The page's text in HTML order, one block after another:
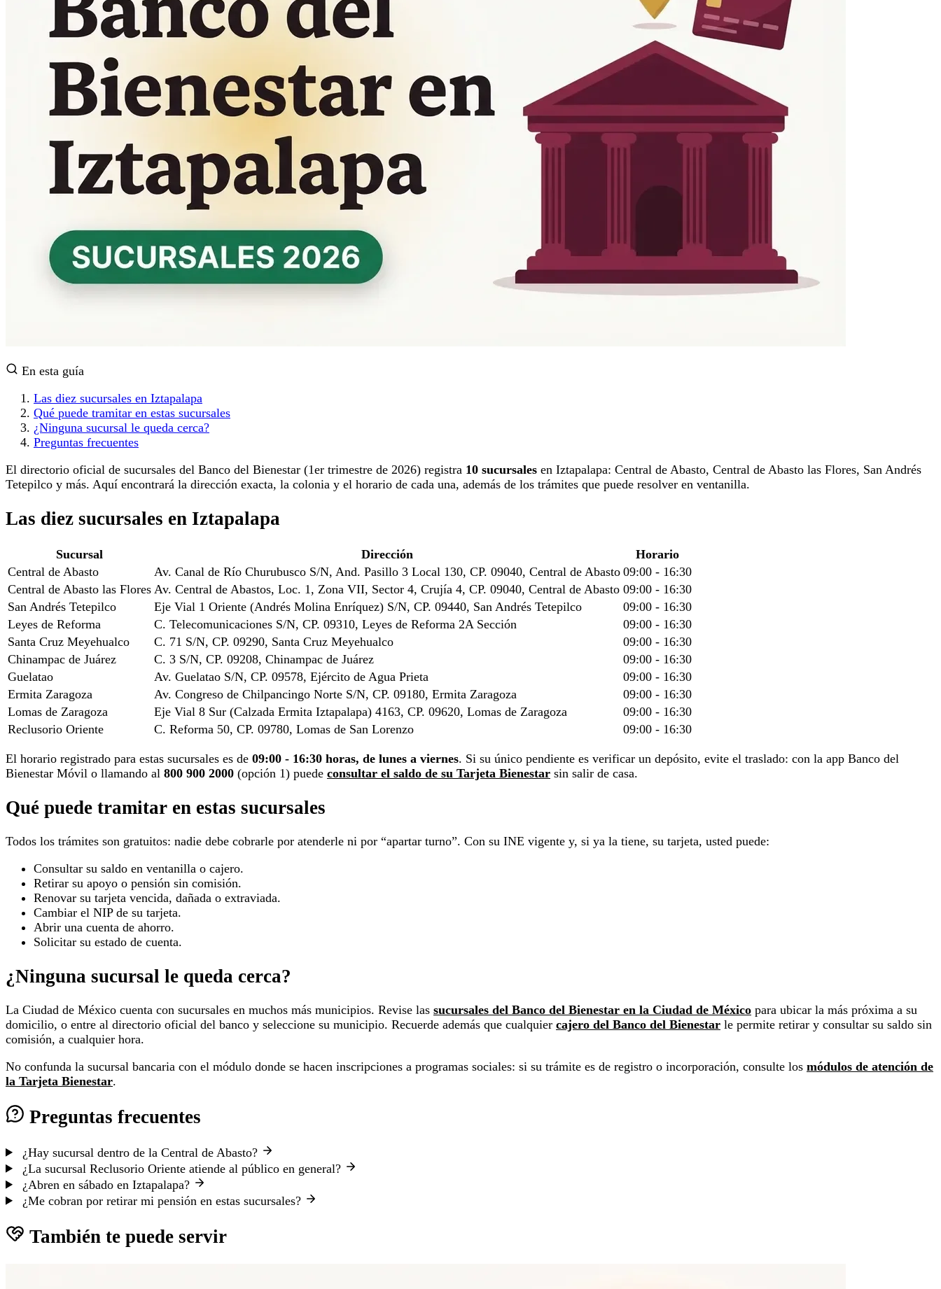
En esta guía
Las diez sucursales en Iztapalapa
Qué puede tramitar en estas sucursales
¿Ninguna sucursal le queda cerca?
Preguntas frecuentes
El directorio oficial de sucursales del Banco del Bienestar (1er trimestre de 2026) registra 10 sucursales en Iztapalapa: Central de Abasto, Central de Abasto las Flores, San Andrés
Tetepilco y más. Aquí encontrará la dirección exacta, la colonia y el horario de cada una, además de los trámites que puede resolver en ventanilla.
Las diez sucursales en Iztapalapa
Sucursal Dirección
Horario
Central de Abasto
Av. Canal de Río Churubusco S/N, And. Pasillo 3 Local 130, CP. 09040, Central de Abasto 09:00 - 16:30
Central de Abasto las Flores Av. Central de Abastos, Loc. 1, Zona VII, Sector 4, Crujía 4, CP. 09040, Central de Abasto 09:00 - 16:30
San Andrés Tetepilco
Eje Vial 1 Oriente (Andrés Molina Enríquez) S/N, CP. 09440, San Andrés Tetepilco
09:00 - 16:30
Leyes de Reforma
C. Telecomunicaciones S/N, CP. 09310, Leyes de Reforma 2A Sección
09:00 - 16:30
Santa Cruz Meyehualco
C. 71 S/N, CP. 09290, Santa Cruz Meyehualco
09:00 - 16:30
Chinampac de Juárez
C. 3 S/N, CP. 09208, Chinampac de Juárez
09:00 - 16:30
Guelatao
Av. Guelatao S/N, CP. 09578, Ejército de Agua Prieta
09:00 - 16:30
Ermita Zaragoza
Av. Congreso de Chilpancingo Norte S/N, CP. 09180, Ermita Zaragoza
09:00 - 16:30
Lomas de Zaragoza
Eje Vial 8 Sur (Calzada Ermita Iztapalapa) 4163, CP. 09620, Lomas de Zaragoza
09:00 - 16:30
Reclusorio Oriente
C. Reforma 50, CP. 09780, Lomas de San Lorenzo 09:00 - 16:30
El horario registrado para estas sucursales es de 09:00 - 16:30 horas, de lunes a viernes. Si su único pendiente es verificar un depósito, evite el traslado: con la app Banco del
Bienestar Móvil o llamando al 800 900 2000 (opción 1) puede consultar el saldo de su Tarjeta Bienestar sin salir de casa.
Qué puede tramitar en estas sucursales
Todos los trámites son gratuitos: nadie debe cobrarle por atenderle ni por “apartar turno”. Con su INE vigente y, si ya la tiene, su tarjeta, usted puede:
Consultar su saldo en ventanilla o cajero.
Retirar su apoyo o pensión sin comisión.
Renovar su tarjeta vencida, dañada o extraviada.
Cambiar el NIP de su tarjeta.
Abrir una cuenta de ahorro.
Solicitar su estado de cuenta.
¿Ninguna sucursal le queda cerca?
La Ciudad de México cuenta con sucursales en muchos más municipios. Revise las sucursales del Banco del Bienestar en la Ciudad de México para ubicar la más próxima a su
domicilio, o entre al directorio oficial del banco y seleccione su municipio. Recuerde además que cualquier cajero del Banco del Bienestar le permite retirar y consultar su saldo sin
comisión, a cualquier hora.
No confunda la sucursal bancaria con el módulo donde se hacen inscripciones a programas sociales: si su trámite es de registro o incorporación, consulte los módulos de atención de
la Tarjeta Bienestar.
Preguntas frecuentes
¿Hay sucursal dentro de la Central de Abasto?
¿La sucursal Reclusorio Oriente atiende al público en general?
¿Abren en sábado en Iztapalapa?
¿Me cobran por retirar mi pensión en estas sucursales?
También te puede servir